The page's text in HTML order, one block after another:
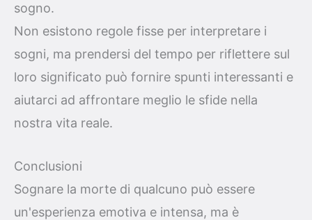
sogno.
Non esistono regole fisse per interpretare i
sogni, ma prendersi del tempo per riflettere sul
loro significato può fornire spunti interessanti e
aiutarci ad affrontare meglio le sfide nella
nostra vita reale.
Conclusioni
Sognare la morte di qualcuno può essere
un'esperienza emotiva e intensa, ma è